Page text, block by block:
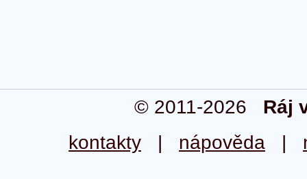
© 2011-2026 Ráj
kontakty | nápověda |